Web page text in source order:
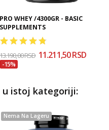
PRO WHEY /4300GR - BASIC
SUPPLEMENTS
13.190,00 RSD 11.211,50 RSD
-15%
u istoj kategoriji:
Nema Na Lageru